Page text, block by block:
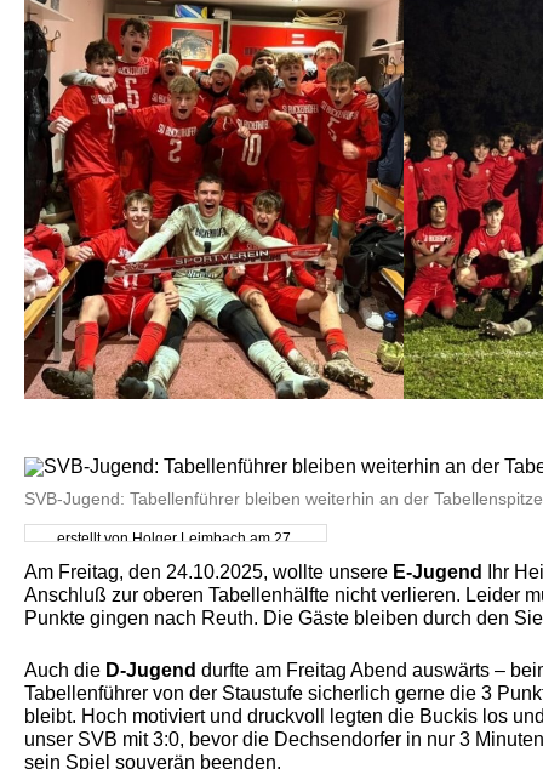
SVB-Jugend: Tabellenführer bleiben weiterhin an der Tabellenspitze
erstellt von Holger Leimbach am 27.
Am Freitag, den 24.10.2025, wollte unsere E-Jugend
Ihr
Anschluß zur oberen Tabellenhälfte nicht verlieren. Leider
Punkte gingen nach Reuth. Die Gäste bleiben durch den
Auch die D-Jugend durfte am Freitag Abend auswärts –
Tabellenführer von der Staustufe sicherlich gerne die 3
bleibt. Hoch motiviert und druckvoll legten die Buckis los
unser SVB mit 3:0, bevor die Dechsendorfer in nur 3
sein Spiel souverän beenden.